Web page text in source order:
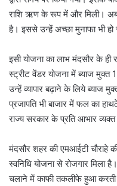
राशि ऋण के रूप में और मिली।
है। इससे उन्हें अच्छा मुनाफा भी हो
इसी योजना का लाभ मंदसौर के
स्ट्रीट वेंडर योजना में ब्याज
उन्हें व्यापार बढ़ाने के लिये ब्याज
प्रजापति भी बाजार में फल का
राज्य सरकार के प्रति आभार
मंदसौर शहर की एमआईटी चौराहे
स्वनिधि योजना से रोजगार मिला
चलाने में काफी तकलीफे हुआ करती